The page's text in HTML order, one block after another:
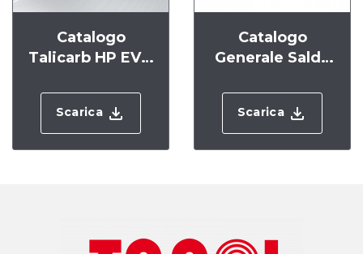
Catalogo
Talicarb HP EVO
Scarica
Catalogo
Generale Saldo
Scarica